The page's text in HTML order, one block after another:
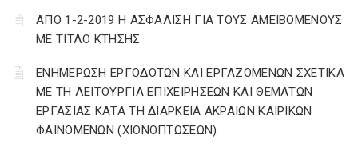
ΑΠΟ 1-2-2019 Η ΑΣΦΑΛΙΣΗ ΓΙΑ ΤΟΥΣ ΑΜΕΙΒΟΜΕΝΟΥΣ
ΜΕ ΤΙΤΛΟ ΚΤΗΣΗΣ
ΕΝΗΜΕΡΩΣΗ ΕΡΓΟΔΟΤΩΝ ΚΑΙ ΕΡΓΑΖΟΜΕΝΩΝ ΣΧΕΤΙΚΑ
ΜΕ ΤΗ ΛΕΙΤΟΥΡΓΙΑ ΕΠΙΧΕΙΡΗΣΕΩΝ ΚΑΙ ΘΕΜΑΤΩΝ
ΕΡΓΑΣΙΑΣ ΚΑΤΑ ΤΗ ΔΙΑΡΚΕΙΑ ΑΚΡΑΙΩΝ ΚΑΙΡΙΚΩΝ
ΦΑΙΝΟΜΕΝΩΝ (ΧΙΟΝΟΠΤΩΣΕΩΝ)